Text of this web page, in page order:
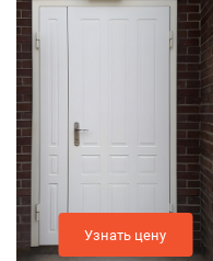
Узнать цену